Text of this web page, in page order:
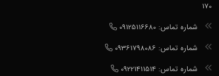
170
شماره تماس: 09125116680
شماره تماس: 09361798086
شماره تماس: 09221411514